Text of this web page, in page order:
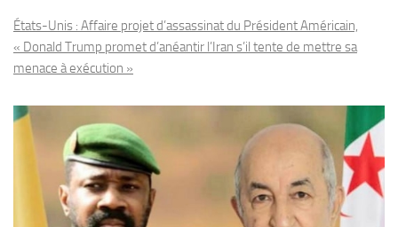
États-Unis : Affaire projet d’assassinat du Président Américain,
« Donald Trump promet d’anéantir l’Iran s’il tente de mettre sa
menace à exécution »